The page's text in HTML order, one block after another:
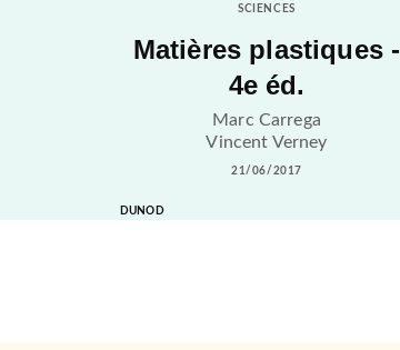
SCIENCES
Matières plastiques -
4e éd.
Marc Carrega
Vincent Verney
21/06/2017
DUNOD